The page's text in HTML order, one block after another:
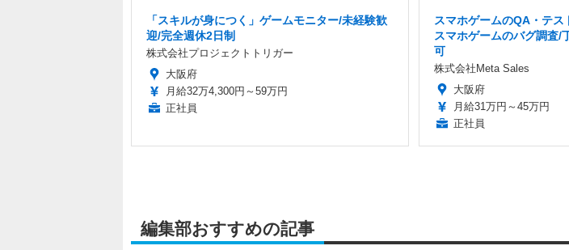
「スキルが身につく」ゲームモニター/未経験歓
迎/完全週休2日制
株式会社プロジェクトトリガー
大阪府
月給32万4,300円～59万円
正社員
スマホゲームのQA・テ
スマホゲームのバグ調査/
可
株式会社Meta Sales
大阪府
月給31万円～45万円
正社員
編集部おすすめの記事